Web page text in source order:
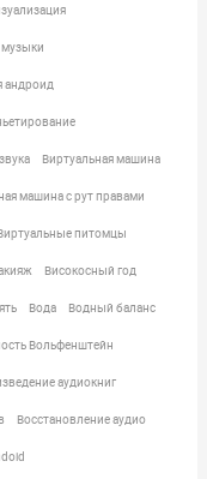
музыки
андроид
Виртуальная машина
машина с рут правами
питомцы
Високосный год
Вода Водный баланс
Вольфенштейн
аудиокниг
Восстановление аудио